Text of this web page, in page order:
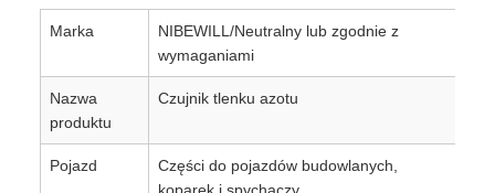
Marka
NIBEWILL/Neutralny lub zgodnie z
wymaganiami
Nazwa
produktu
Czujnik tlenku azotu
Pojazd
Części do pojazdów budowlanych,